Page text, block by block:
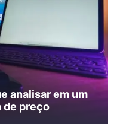
pena investir?
benefícios